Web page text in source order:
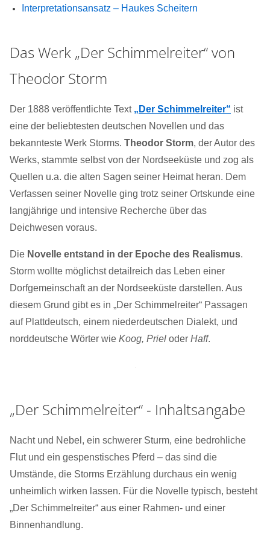
Interpretationsansatz – Haukes Scheitern
Das Werk „Der Schimmelreiter“ von
Theodor Storm
Der 1888 veröffentlichte Text „Der Schimmelreiter“ ist
eine der beliebtesten deutschen Novellen und das
bekannteste Werk Storms. Theodor Storm, der Autor des
Werks, stammte selbst von der Nordseeküste und zog als
Quellen u.a. die alten Sagen seiner Heimat heran. Dem
Verfassen seiner Novelle ging trotz seiner Ortskunde eine
langjährige und intensive Recherche über das
Deichwesen voraus.
Die Novelle entstand in der Epoche des Realismus.
Storm wollte möglichst detailreich das Leben einer
Dorfgemeinschaft an der Nordseeküste darstellen. Aus
diesem Grund gibt es in „Der Schimmelreiter“ Passagen
auf Plattdeutsch, einem niederdeutschen Dialekt, und
norddeutsche Wörter wie Koog, Priel oder Haff.
„Der Schimmelreiter“ - Inhaltsangabe
Nacht und Nebel, ein schwerer Sturm, eine bedrohliche
Flut und ein gespenstisches Pferd – das sind die
Umstände, die Storms Erzählung durchaus ein wenig
unheimlich wirken lassen. Für die Novelle typisch, besteht
„Der Schimmelreiter“ aus einer Rahmen- und einer
Binnenhandlung.